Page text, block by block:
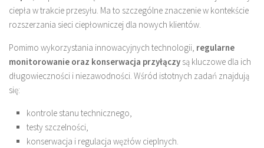
ciepła w trakcie przesyłu. Ma to szczególne znaczenie w kontekście
rozszerzania sieci ciepłowniczej dla nowych klientów.
Pomimo wykorzystania innowacyjnych technologii, regularne
monitorowanie oraz konserwacja przyłączy są kluczowe dla ich
długowieczności i niezawodności. Wśród istotnych zadań znajdują
się:
kontrole stanu technicznego,
testy szczelności,
konserwacja i regulacja węzłów cieplnych.